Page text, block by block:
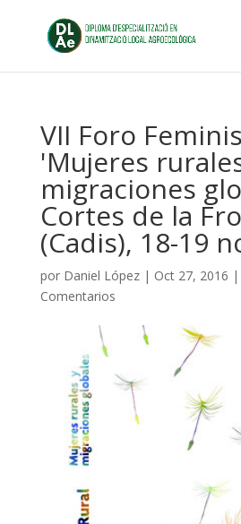
VII Foro
'Mujeres
migraciones
Cortes de la
(Cadis), 18-19
por Daniel López| Oct 27, 2016 |
Comentarios